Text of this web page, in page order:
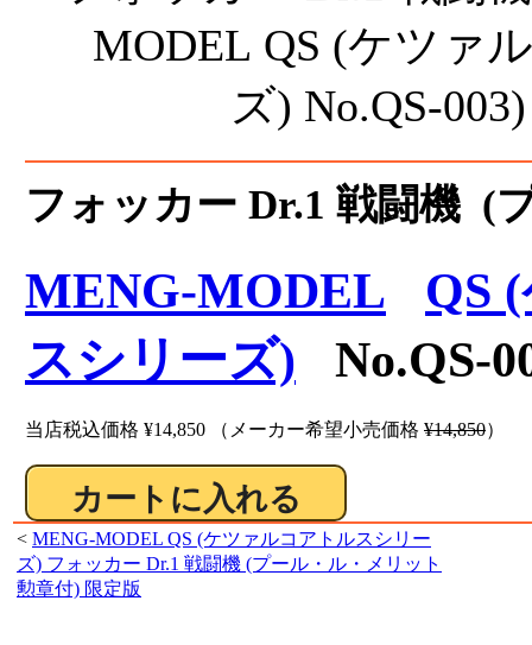
フォッカー Dr.1 戦闘機 (
MENG-MODEL
QS
スシリーズ) No.QS-
当店税込価格 ¥14,850 （メーカー希望小売価格 ¥14,850）
< MENG-MODEL QS (ケツァルコアトルスシリー
ズ) フォッカー Dr.1 戦闘機 (プール・ル・メリット
勲章付) 限定版